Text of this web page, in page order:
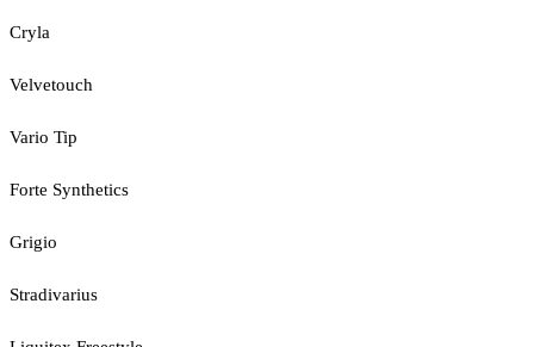
Cryla
Velvetouch
Vario Tip
Forte Synthetics
Grigio
Stradivarius